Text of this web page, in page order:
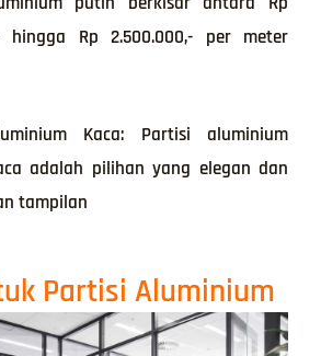
hingga Rp 2.500.000,- per meter
Kaca: Partisi aluminium
adalah pilihan yang elegan dan
tampilan
Partisi Aluminium